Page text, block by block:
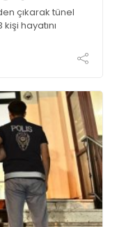
çıkarak tünel
hayatını